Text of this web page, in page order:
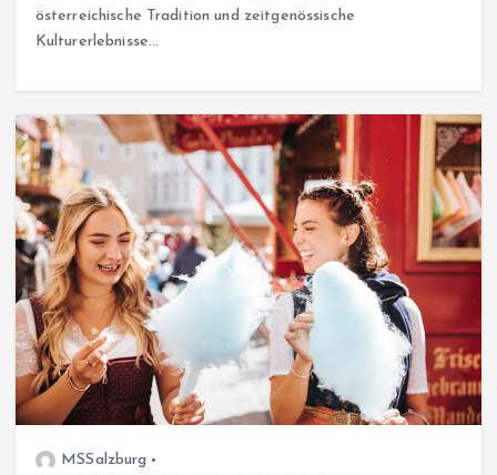
österreichische Tradition und zeitgenössische
Kulturerlebnisse…
MSSalzburg